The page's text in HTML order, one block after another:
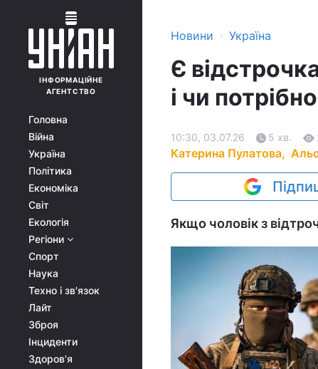
ІНФОРМАЦІЙНЕ
АГЕНТСТВО
Головна
Війна
Україна
Політика
Економіка
Світ
Екологія
Регіони
Спорт
Наука
Техно і зв'язок
Лайт
Зброя
Інциденти
Здоров'я
Новини › Україна
Є
і чи
Катерина Пулатова,
10:30, 03.07.26 5 хв.
Якщо чоловік з